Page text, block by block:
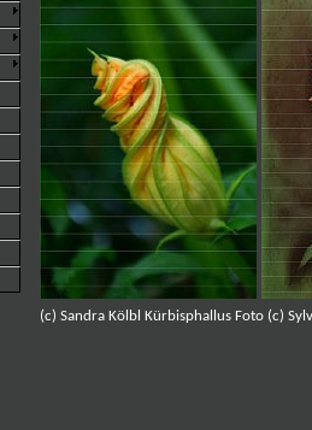
(c) Sandra Kölbl Kürbisphallus Foto (c)